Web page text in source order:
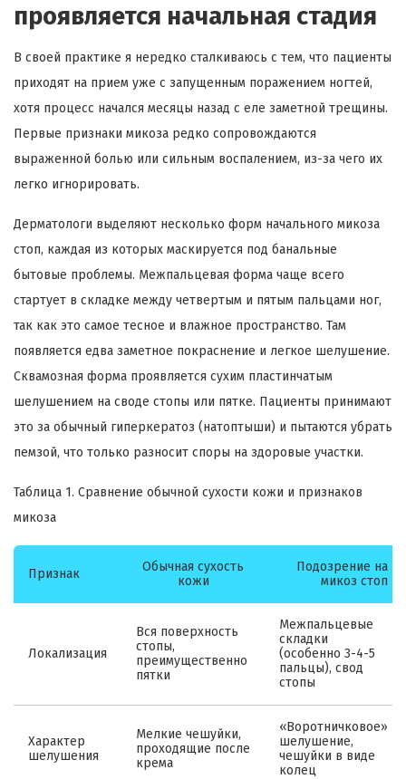
проявляется начальная стадия
В своей практике я нередко сталкиваюсь с тем, что пациенты
приходят на прием уже с запущенным поражением ногтей,
хотя процесс начался месяцы назад с еле заметной трещины.
Первые признаки микоза редко сопровождаются
выраженной болью или сильным воспалением, из-за чего их
легко игнорировать.
Дерматологи выделяют несколько форм начального микоза
стоп, каждая из которых маскируется под банальные
бытовые проблемы. Межпальцевая форма чаще всего
стартует в складке между четвертым и пятым пальцами ног,
так как это самое тесное и влажное пространство. Там
появляется едва заметное покраснение и легкое шелушение.
Сквамозная форма проявляется сухим пластинчатым
шелушением на своде стопы или пятке. Пациенты принимают
это за обычный гиперкератоз (натоптыши) и пытаются убрать
пемзой, что только разносит споры на здоровые участки.
Таблица 1. Сравнение обычной сухости кожи и признаков
микоза
Признак
Обычная сухость
кожи
Подозрение на
микоз стоп
Локализация
Вся поверхность
стопы,
преимущественно
пятки
Межпальцевые
складки
(особенно 3-4-5
пальцы), свод
стопы
Характер
шелушения
Мелкие чешуйки,
проходящие после
крема
«Воротничковое»
шелушение,
чешуйки в виде
колец